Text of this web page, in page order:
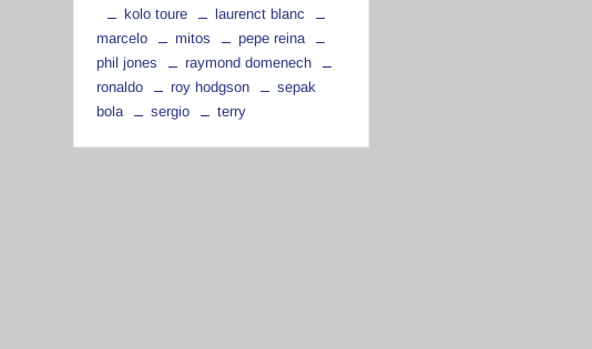
kolo toure
laurenct blanc
marcelo
mitos
pepe reina
phil jones
raymond domenech
ronaldo
roy hodgson
sepak
bola
sergio terry